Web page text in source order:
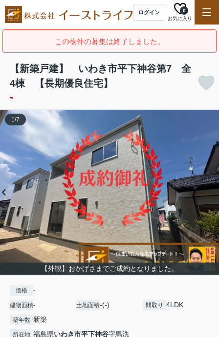
ログイン
お気に入り
0
この物件の募集は終了しました。
【新築戸建】 いわき市平下神谷第7 全
4棟 【長期優良住宅】
-
【外観】おかげさまでご成約となりました。
1/7
価格 -
建物面積- 土地面積-(-) 間取り 4LDK
築年数 新築
所在地 福島県いわき市平下神谷字馬洗